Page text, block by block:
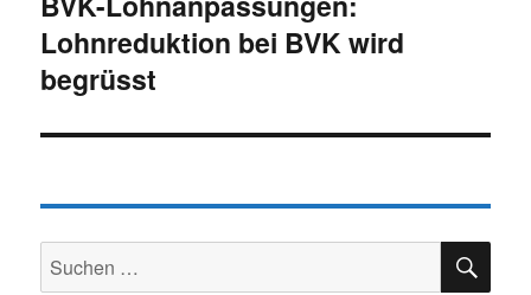
Beitrag:
Lohnreduktion bei BVK wird
begrüsst
Suchen